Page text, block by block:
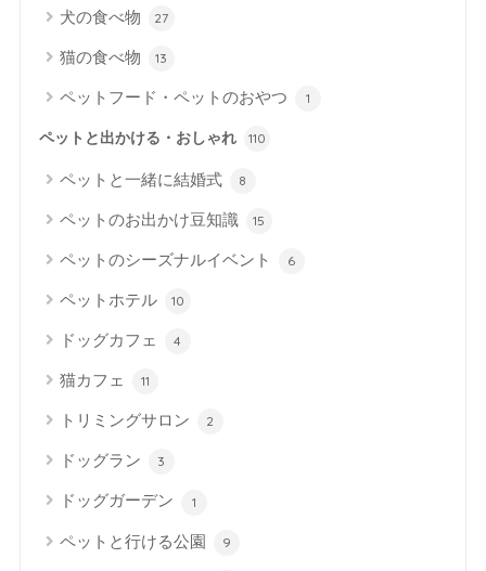
犬の食べ物 27
猫の食べ物 13
ペットフード・ペットのおやつ 1
ペットと出かける・おしゃれ 110
ペットと一緒に結婚式 8
ペットのお出かけ豆知識 15
ペットのシーズナルイベント 6
ペットホテル 10
ドッグカフェ 4
猫カフェ 11
トリミングサロン 2
ドッグラン 3
ドッグガーデン 1
ペットと行ける公園 9